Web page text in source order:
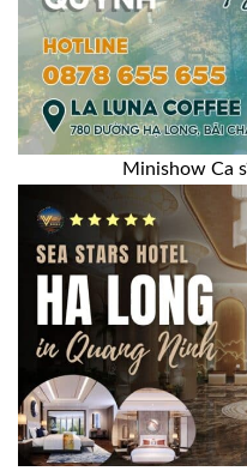
Minishow Ca